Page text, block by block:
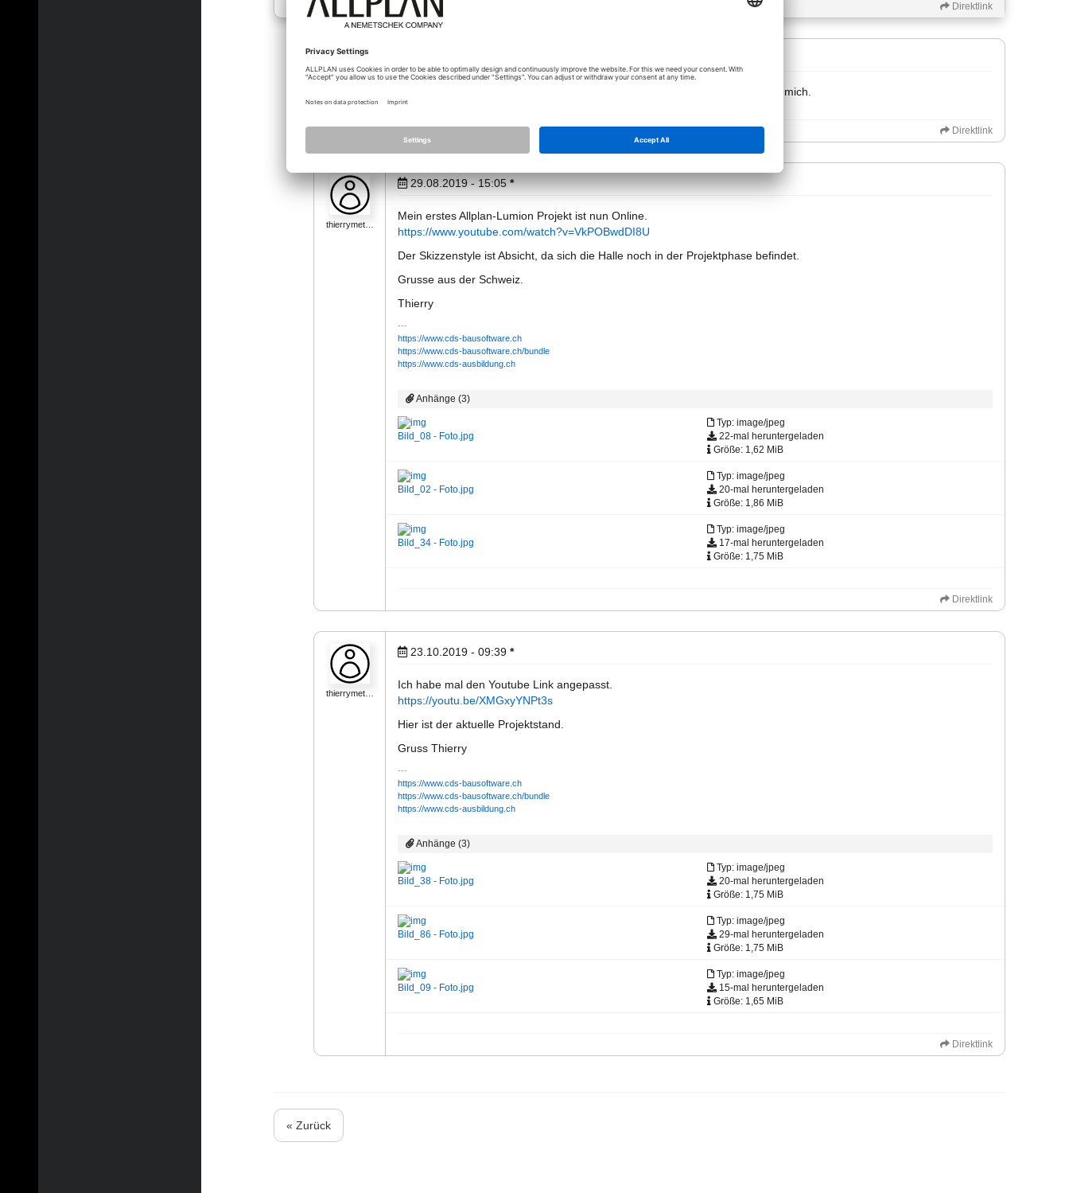
Direktlink
fredo66
Vielen Dank für die Blumen an den Meister der Visualisierung! Das Lob freut mich.
Direktlink
thierrymet…
29.08.2019 - 15:05 *
Mein erstes Allplan-Lumion Projekt ist nun Online.
https://www.youtube.com/watch?v=VkPOBwdDI8U
Der Skizzenstyle ist Absicht, da sich die Halle noch in der Projektphase befindet.
Grusse aus der Schweiz.
Thierry
https://www.cds-bausoftware.ch
https://www.cds-bausoftware.ch/bundle
https://www.cds-ausbildung.ch
Anhänge (3)
Bild_08 - Foto.jpg
Typ: image/jpeg
22-mal heruntergeladen
Größe: 1,62 MiB
Bild_02 - Foto.jpg
Typ: image/jpeg
20-mal heruntergeladen
Größe: 1,86 MiB
Bild_34 - Foto.jpg
Typ: image/jpeg
17-mal heruntergeladen
Größe: 1,75 MiB
Direktlink
thierrymet…
23.10.2019 - 09:39 *
Ich habe mal den Youtube Link angepasst.
https://youtu.be/XMGxyYNPt3s
Hier ist der aktuelle Projektstand.
Gruss Thierry
https://www.cds-bausoftware.ch
https://www.cds-bausoftware.ch/bundle
https://www.cds-ausbildung.ch
Anhänge (3)
Bild_38 - Foto.jpg
Typ: image/jpeg
20-mal heruntergeladen
Größe: 1,75 MiB
Bild_86 - Foto.jpg
Typ: image/jpeg
29-mal heruntergeladen
Größe: 1,75 MiB
Bild_09 - Foto.jpg
Typ: image/jpeg
15-mal heruntergeladen
Größe: 1,65 MiB
Direktlink
« Zurück